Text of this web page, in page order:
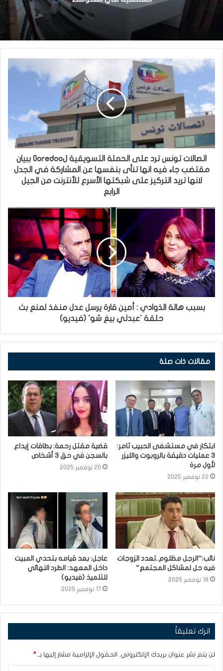
اتصالات تونس ترد على الحملة التسويقية لOoredoo ببيان
مقتضب جاء فيه انها تنأى بنفسها عن المشاركة في الجدل
لانها تريد التركيز على شبكتها الأسرع للأنترنت من الجيل
الرابع
بسبب هالة الذوادي : أمين قارة يرسل عدل منفذ لمنع بث
حلقة 'عبدلي بيغ شو' (فيديو)
مقالات ذات صلة
ابتكار في مستشفى الحبيب ثامر:
3 عمليات دقيقة بالروبوت والليزر
لأول مرة
22 نوفمبر 2025
قضية مقتل رحمة: بطاقات إيداع
بالسجن في حق 3 أشخاص
20 نوفمبر 2025
نائب:”الرجل مظلوم..تعدد الزوجات
فيه حل لمشاكل المجتمع”
18 نوفمبر 2025
عاجل: بعد قيامه بتحدي المبيت
داخل المعهد: الطرد النهائي
للتلميذ (فيديو)
17 نوفمبر 2025
اترك تعليقاً
لن يتم نشر عنوان بريدك الإلكتروني. الحقول الإلزامية مشار إليها بـ *